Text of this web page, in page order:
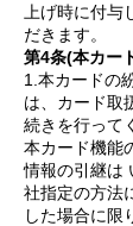
上げ時に付
だきます。
第4条(本カー
1.本カードの
は、カード取
続きを行って
本カード機能
情報の引継は
社指定の方法
した場合に限